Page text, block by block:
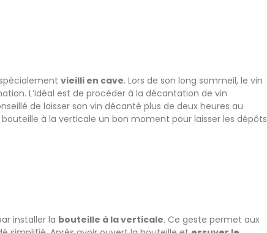
vieilli en cave. Lors de son long sommeil, le vin
L’idéal est de procéder à la décantation de vin
de laisser son vin décanté plus de deux heures au
à la verticale un bon moment pour laisser les dépôts
installer la bouteille à la verticale. Ce geste permet aux